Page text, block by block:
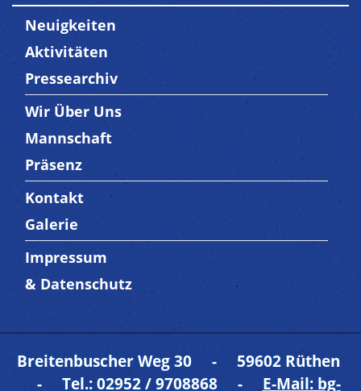
Neuigkeiten
Aktivitäten
Pressearchiv
Trenner3
Wir Über Uns
Mannschaft
Präsenz
Trenner4
Kontakt
Galerie
Trenner 5
Impressum
& Datenschutz
Breitenbuscher Weg 30 - 59602 Rüthen
- Tel.: 02952 / 9708868 - E-Mail: bg-